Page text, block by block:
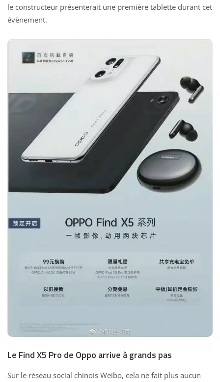
le constructeur présenterait une première tablette durant cet
évènement.
Le Find X5 Pro de Oppo arrive à grands pas
Sur le réseau social chinois Weibo, cela ne fait plus aucun